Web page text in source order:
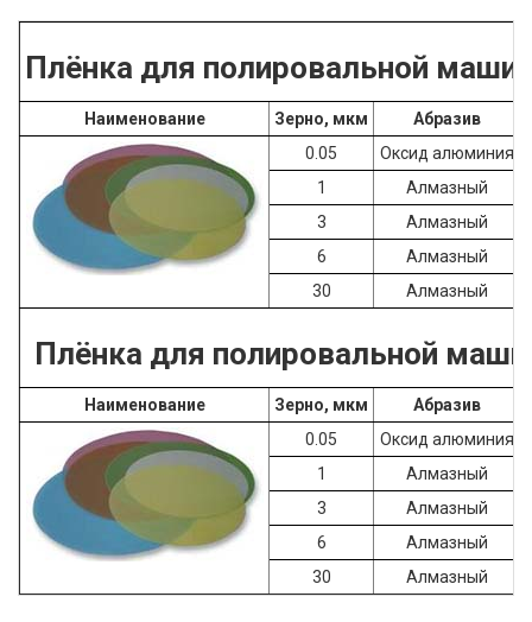
Плёнка для полировальной
Наименование Зерно, мкм
Абразив
0.05
Оксид алюминия
1
Алмазный
3
Алмазный
6
Алмазный
30
Алмазный
Плёнка для полировальной
Наименование Зерно, мкм
Абразив
0.05
Оксид алюминия
1
Алмазный
3
Алмазный
6
Алмазный
30
Алмазный